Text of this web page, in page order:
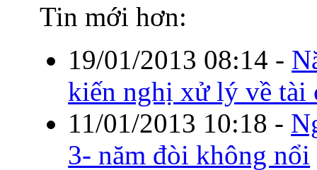
Tin mới hơn:
19/01/2013 08:14 -
kiến nghị xử lý về tài
11/01/2013 10:18 -
3- năm đòi không nổi